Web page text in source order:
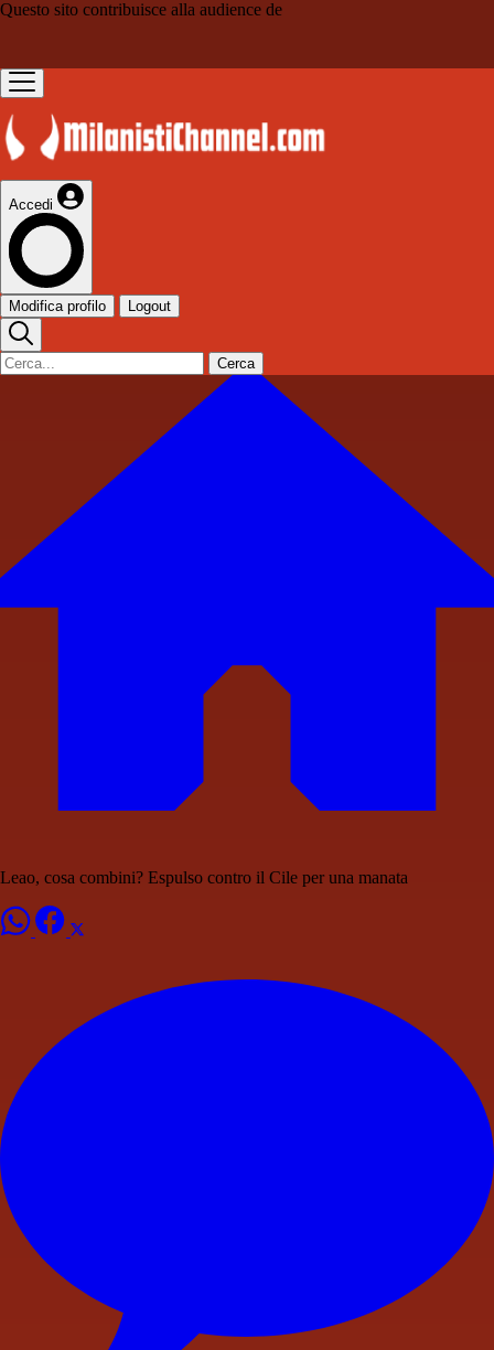
Questo sito contribuisce alla audience de
Accedi
Modifica profilo Logout
Cerca
Leao, cosa combini? Espulso contro il Cile per una manata